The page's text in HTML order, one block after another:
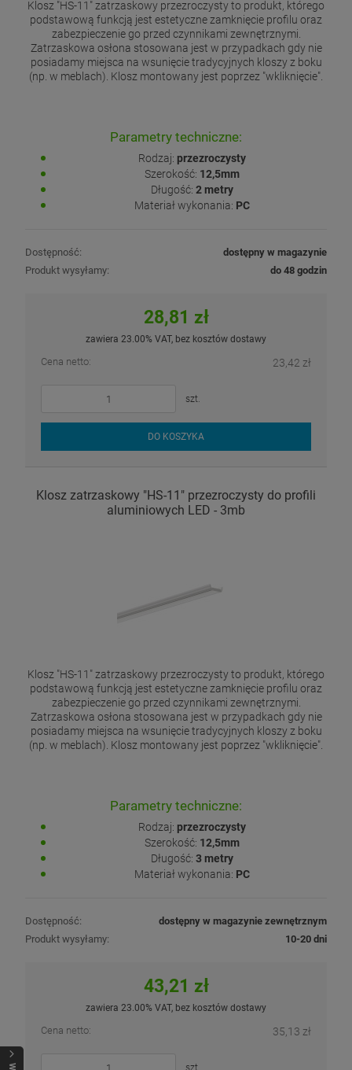
Klosz "HS-11" zatrzaskowy przezroczysty to produkt, którego
podstawową funkcją jest estetyczne zamknięcie profilu oraz
zabezpieczenie go przed czynnikami zewnętrznymi.
Zatrzaskowa osłona stosowana jest w przypadkach gdy nie
posiadamy miejsca na wsunięcie tradycyjnych kloszy z boku
(np. w meblach). Klosz montowany jest poprzez "wkliknięcie".
Parametry techniczne:
Rodzaj: przezroczysty
Szerokość: 12,5mm
Długość: 2 metry
Materiał wykonania: PC
Dostępność:
dostępny w magazynie
Produkt wysyłamy:
do 48 godzin
28,81 zł
zawiera 23.00% VAT, bez kosztów dostawy
Cena netto: 23,42 zł
szt.
DO KOSZYKA
Klosz zatrzaskowy "HS-11" przezroczysty do profili
aluminiowych LED - 3mb
Klosz "HS-11" zatrzaskowy przezroczysty to produkt, którego
podstawową funkcją jest estetyczne zamknięcie profilu oraz
zabezpieczenie go przed czynnikami zewnętrznymi.
Zatrzaskowa osłona stosowana jest w przypadkach gdy nie
posiadamy miejsca na wsunięcie tradycyjnych kloszy z boku
(np. w meblach). Klosz montowany jest poprzez "wkliknięcie".
Parametry techniczne:
Rodzaj: przezroczysty
Szerokość: 12,5mm
Długość: 3 metry
Materiał wykonania: PC
Dostępność:
dostępny w magazynie zewnętrznym
Produkt wysyłamy:
10-20 dni
43,21 zł
zawiera 23.00% VAT, bez kosztów dostawy
Cena netto: 35,13 zł